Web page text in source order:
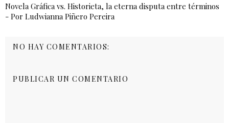
Novela Gráfica vs. Historieta, la eterna disputa entre términos
- Por Ludwianna Piñero Pereira
NO HAY COMENTARIOS:
PUBLICAR UN COMENTARIO